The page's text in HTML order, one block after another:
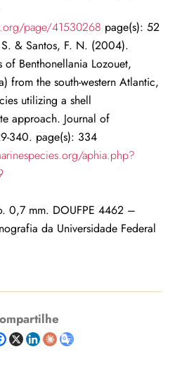
page/41530268 page(s): 52
& Santos, F. N. (2004).
of Benthonellania Lozouet,
from the south-western Atlantic,
utilizing a shell
approach. Journal of
340. page(s): 334
aphia.php?
0,7 mm. DOUFPE 4462 –
da Universidade Federal